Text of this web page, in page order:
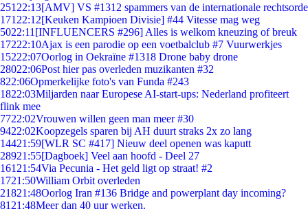
251 22:13[AMV] VS #1312 spammers van de internationale rechtsorde
171 22:12[Keuken Kampioen Divisie] #44 Vitesse mag weg
5022:11 [INFLUENCERS #296] Alles is welkom kneuzing of breuk
17222:10Ajax is een parodie op een voetbalclub #7 Vuurwerkjes
15222:07Oorlog in Oekraïne #1318 Drone baby drone
28022:06Post hier pas overleden muzikanten #32
822:06Opmerkelijke foto's van Funda #243
1822:03Miljarden naar Europese AI-start-ups: Nederland profiteert
flink mee
7722:02Vrouwen willen geen man meer #30
9422:02Koopzegels sparen bij AH duurt straks 2x zo lang
14421:59[WLR SC #417] Nieuw deel openen was kaputt
28921:55[Dagboek] Veel aan hoofd - Deel 27
161 21:54Via Pecunia - Het geld ligt op straat! #2
1721:50William Orbit overleden
21821:48Oorlog Iran #136 Bridge and powerplant day incoming?
81 21:48Meer dan 40 uur werken.